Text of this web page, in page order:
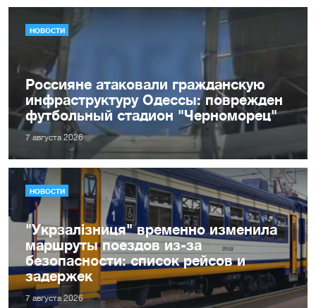
НОВОСТИ
Россияне атаковали гражданскую
инфраструктуру Одессы: поврежден
футбольный стадион "Черноморец"
7 августа 2026
НОВОСТИ
"Укрзалізниця" временно изменила
маршруты поездов из-за
безопасности: список рейсов и
задержек
7 августа 2026